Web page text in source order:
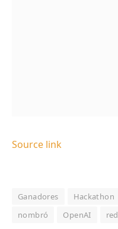
Source link
Ganadores Hackathon
nombró
OpenAI red